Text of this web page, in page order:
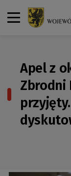
Apel z
Zbrodni